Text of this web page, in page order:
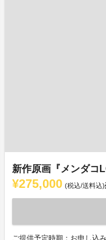
新作原画『メンダコ
¥275,000 (税込/送料込)
ご提供予定時期：お申し込